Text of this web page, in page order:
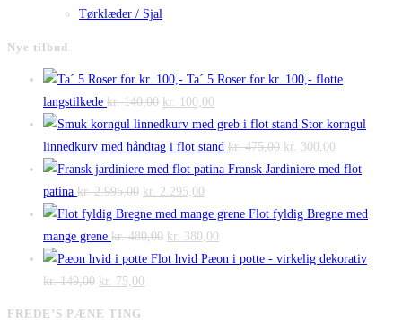
Tørklæder / Sjal
Nye tilbud
Ta´ 5 Roser for kr. 100,- flotte
langstilkede kr.140,00 Den
oprindelige
pris
var:
kr. 140,00.
kr. 100,00
aktuelle
pris
er:
Stor korngul
linnedkurv med håndtag i flot stand kr.475,00 Den
oprindelige
var:
kr. 300,00
aktuelle
er:
Fransk Jardiniere med flot
patina kr.2.995,00 Den
oprindelige
pris
var:
kr. 2.995,00.
kr. 2.295,00
aktuelle
pris
er:
Flot fyldig Bregne med
mange grene kr.480,00 Den
oprindelige
kr. 380,00
aktuelle
Flot hvid Pæon i potte - virkelig dekorativ
kr.149,00 Den
kr. 75,00
FREDE’S PÆNE TING